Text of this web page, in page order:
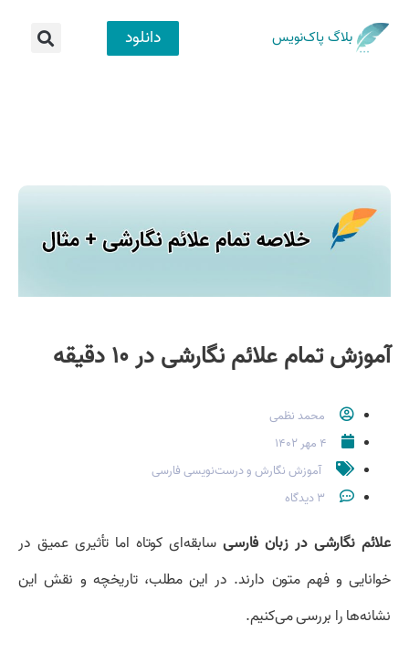
بلاگ پاک‌نویس دانلود
آموزش تمام علائم نگارشی در ۱۰ دقیقه
محمد نظمی
۴ مهر ۱۴۰۲
آموزش نگارش و درست‌نویسی فارسی
۳ دیدگاه
علائم نگارشی در زبان فارسیسابقه‌ای کوتاه اما تأثیری عمیق در
خوانایی و فهم متون دارند. در این مطلب، تاریخچه و نقش این
نشانه‌ها را بررسی می‌کنیم.